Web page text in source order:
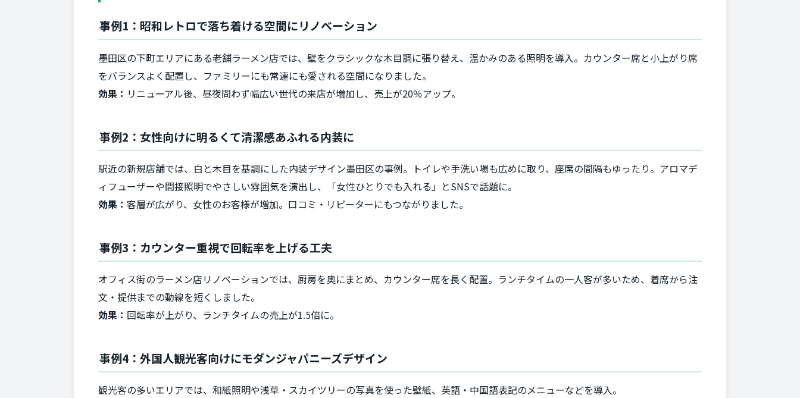
事例1：昭和レトロで落ち着ける空間にリノベーション
墨田区の下町エリアにある老舗ラーメン店では、壁をクラシックな木目調に張り替え、温かみのある照明を導入。カウンター席と小上がり席
をバランスよく配置し、ファミリーにも常連にも愛される空間になりました。
効果： リニューアル後、昼夜問わず幅広い世代の来店が増加し、売上が20％アップ。
事例2：女性向けに明るくて清潔感あふれる内装に
駅近の新規店舗では、白と木目を基調にした内装デザイン墨田区の事例。トイレや手洗い場も広めに取り、座席の間隔もゆったり。アロマデ
ィフューザーや間接照明でやさしい雰囲気を演出し、「女性ひとりでも入れる」とSNSで話題に。
効果： 客層が広がり、女性のお客様が増加。口コミ・リピーターにもつながりました。
事例3：カウンター重視で回転率を上げる工夫
オフィス街のラーメン店リノベーションでは、厨房を奥にまとめ、カウンター席を長く配置。ランチタイムの一人客が多いため、着席から注
文・提供までの動線を短くしました。
効果： 回転率が上がり、ランチタイムの売上が1.5倍に。
事例4：外国人観光客向けにモダンジャパニーズデザイン
観光客の多いエリアでは、和紙照明や浅草・スカイツリーの写真を使った壁紙、英語・中国語表記のメニューなどを導入。